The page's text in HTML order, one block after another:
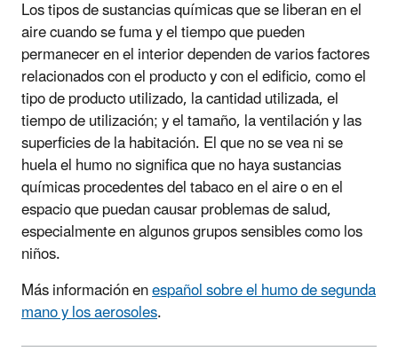
Los tipos de sustancias químicas que se liberan en el
aire cuando se fuma y el tiempo que pueden
permanecer en el interior dependen de varios factores
relacionados con el producto y con el edificio, como el
tipo de producto utilizado, la cantidad utilizada, el
tiempo de utilización; y el tamaño, la ventilación y las
superficies de la habitación. El que no se vea ni se
huela el humo no significa que no haya sustancias
químicas procedentes del tabaco en el aire o en el
espacio que puedan causar problemas de salud,
especialmente en algunos grupos sensibles como los
niños.
Más información enespañol sobre el humo de segunda
mano y los aerosoles.